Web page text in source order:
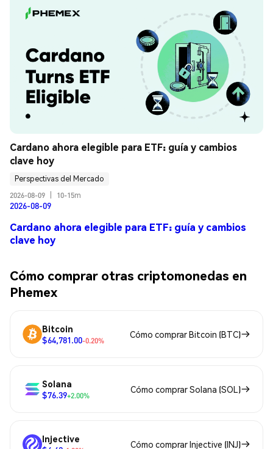
Cardano ahora elegible para ETF: guía y cambios
clave hoy
Perspectivas del Mercado
2026-08-09
10-15m
2026-08-09
Cardano ahora elegible para ETF: guía y cambios
clave hoy
Cómo comprar otras criptomonedas en
Phemex
Bitcoin
$64,781.00-0.20%
Cómo comprar Bitcoin (BTC)
Solana
$76.39+2.00%
Cómo comprar Solana (SOL)
Injective
Cómo comprar Injective (INJ)